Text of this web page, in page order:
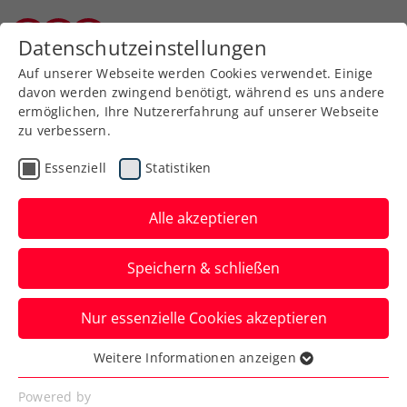
Zurück zur Newsübersicht
Turniere
Topbilanz: Erste Bank
Open 2023 „durch die
Bank super gelaufen“
Auch in diesem Jahr kann das ATP-500-
Turnier in Wien einen neuen
Zuschauerrekord verzeichnen.
Verfasst von: Presseaussendung / Redaktion, 29.10.2023
Datenschutzeinstellungen
Auf unserer Webseite werden Cookies verwendet. Einige
davon werden zwingend benötigt, während es uns andere
ermöglichen, Ihre Nutzererfahrung auf unserer Webseite
zu verbessern.
Essenziell Statistiken
Alle akzeptieren
Speichern & schließen
Nur essenzielle Cookies akzeptieren
Essenziell
Essenzielle Cookies werden für grundlegende
Weitere Informationen anzeigen
Powered by